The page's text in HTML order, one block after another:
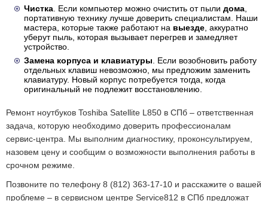
Чистка . Если компьютер можно очистить от пыли дома
портативную технику лучше доверить специалистам. Наши
мастера, которые также работают на выезде , аккуратно
уберут пыль, которая вызывает перегрев и замедляет
устройство.
Замена корпуса и клавиатуры . Если возобновить работу
отдельных клавиш невозможно, мы предложим заменить
клавиатуру. Новый корпус потребуется тогда, когда
оригинальный не подлежит восстановлению.
Ремонт ноутбуков Toshiba Satellite L850 в СПб – ответственная
задача, которую необходимо доверить профессионалам
сервис-центра. Мы выполним диагностику, проконсультируем,
назовем цену и сообщим о возможности выполнения работы в
срочном режиме.
Позвоните по телефону 8 (812) 363-17-10 и расскажите о вашей
проблеме – в сервисном центре Service812 в СПб предложат